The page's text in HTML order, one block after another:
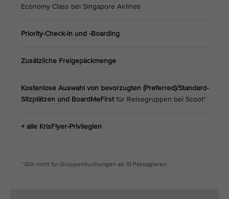
Economy Class bei Singapore Airlines
Priority-Check-in und -Boarding
Zusätzliche Freigepäckmenge
Kostenlose Auswahl von bevorzugten (Preferred)/Standard-
Sitzplätzen und BoardMeFirstfür Reisegruppen bei Scoot*
+ alle KrisFlyer-Privilegien
* Gilt nicht für Gruppenbuchungen ab 10 Passagieren.